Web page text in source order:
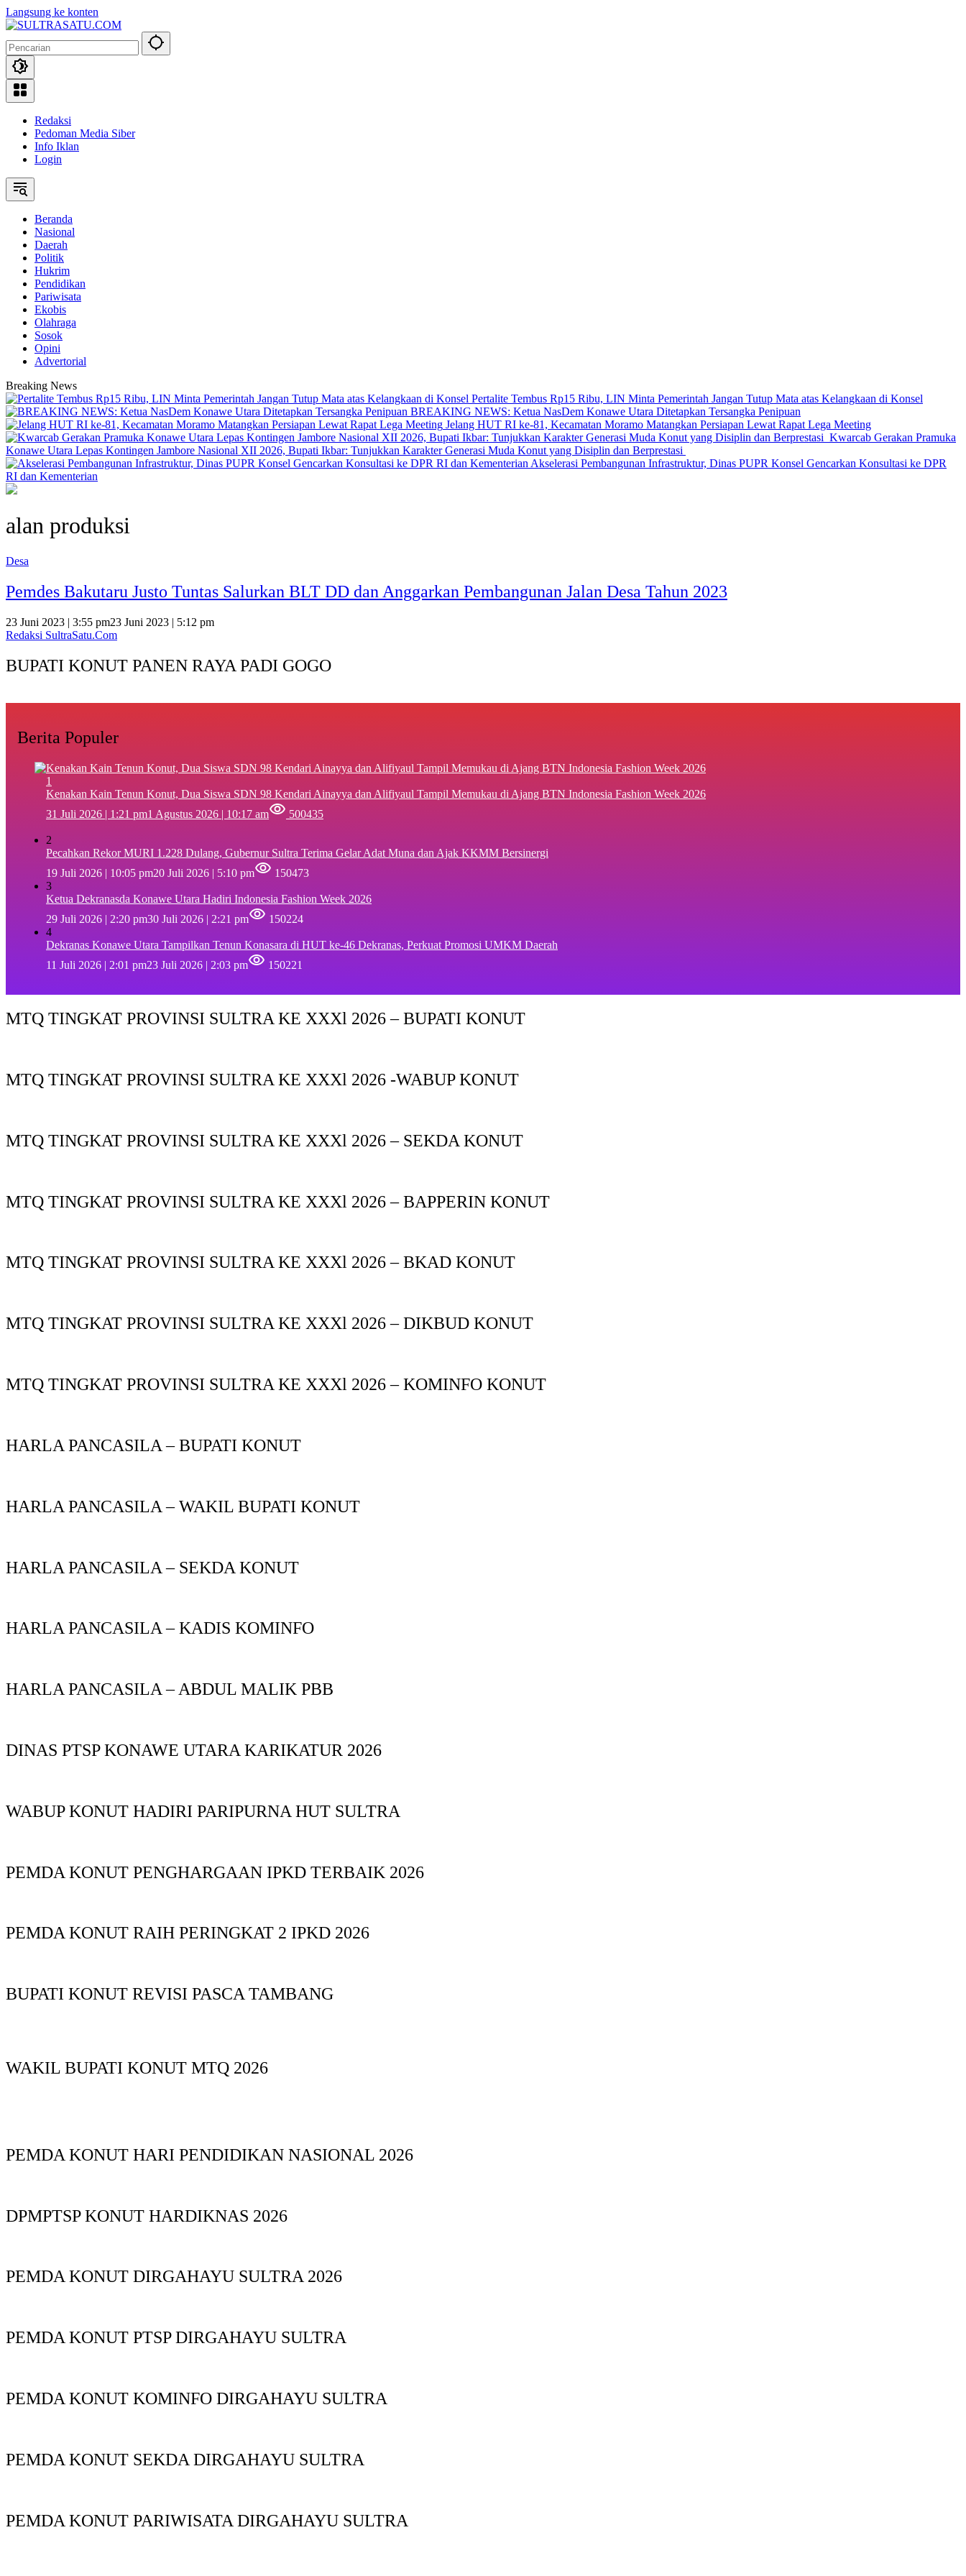
Langsung ke konten
Redaksi
Pedoman Media Siber
Info Iklan
Login
Beranda
Nasional
Daerah
Politik
Hukrim
Pendidikan
Pariwisata
Ekobis
Olahraga
Sosok
Opini
Advertorial
Breaking News
‎Pertalite Tembus Rp15 Ribu, LIN Minta Pemerintah Jangan Tutup Mata atas Kelangkaan di Konsel
BREAKING NEWS: Ketua NasDem Konawe Utara Ditetapkan Tersangka Penipuan
‎Jelang HUT RI ke-81, Kecamatan Moramo Matangkan Persiapan Lewat Rapat Lega Meeting
‎Kwarcab Gerakan Pramuka
Konawe Utara Lepas Kontingen Jambore Nasional XII 2026, Bupati Ikbar: Tunjukkan Karakter Generasi Muda Konut yang Disiplin dan Berprestasi ‎
Akselerasi Pembangunan Infrastruktur, Dinas PUPR Konsel Gencarkan Konsultasi ke DPR
RI dan Kementerian
alan produksi
Desa
Pemdes Bakutaru Justo Tuntas Salurkan BLT DD dan Anggarkan Pembangunan Jalan Desa Tahun 2023
23 Juni 2023 | 3:55 pm23 Juni 2023 | 5:12 pm
Redaksi SultraSatu.Com
BUPATI KONUT PANEN RAYA PADI GOGO
Berita Populer
1
‎Kenakan Kain Tenun Konut, Dua Siswa SDN 98 Kendari Ainayya dan Alifiyaul Tampil Memukau di Ajang BTN Indonesia Fashion Week 2026
31 Juli 2026 | 1:21 pm1 Agustus 2026 | 10:17 am 500435
2
Pecahkan Rekor MURI 1.228 Dulang, Gubernur Sultra Terima Gelar Adat Muna dan Ajak KKMM Bersinergi
19 Juli 2026 | 10:05 pm20 Juli 2026 | 5:10 pm
150473
3
Ketua Dekranasda Konawe Utara Hadiri Indonesia Fashion Week 2026
29 Juli 2026 | 2:20 pm30 Juli 2026 | 2:21 pm
150224
4
Dekranas Konawe Utara Tampilkan Tenun Konasara di HUT ke-46 Dekranas, Perkuat Promosi UMKM Daerah
11 Juli 2026 | 2:01 pm23 Juli 2026 | 2:03 pm 150221
MTQ TINGKAT PROVINSI SULTRA KE XXXl 2026 – BUPATI KONUT
MTQ TINGKAT PROVINSI SULTRA KE XXXl 2026 -WABUP KONUT
MTQ TINGKAT PROVINSI SULTRA KE XXXl 2026 – SEKDA KONUT
MTQ TINGKAT PROVINSI SULTRA KE XXXl 2026 – BAPPERIN KONUT
MTQ TINGKAT PROVINSI SULTRA KE XXXl 2026 – BKAD KONUT
MTQ TINGKAT PROVINSI SULTRA KE XXXl 2026 – DIKBUD KONUT
MTQ TINGKAT PROVINSI SULTRA KE XXXl 2026 – KOMINFO KONUT
HARLA PANCASILA – BUPATI KONUT
HARLA PANCASILA – WAKIL BUPATI KONUT
HARLA PANCASILA – SEKDA KONUT
HARLA PANCASILA – KADIS KOMINFO
HARLA PANCASILA – ABDUL MALIK PBB
DINAS PTSP KONAWE UTARA KARIKATUR 2026
WABUP KONUT HADIRI PARIPURNA HUT SULTRA
PEMDA KONUT PENGHARGAAN IPKD TERBAIK 2026
PEMDA KONUT RAIH PERINGKAT 2 IPKD 2026
BUPATI KONUT REVISI PASCA TAMBANG
WAKIL BUPATI KONUT MTQ 2026
PEMDA KONUT HARI PENDIDIKAN NASIONAL 2026
DPMPTSP KONUT HARDIKNAS 2026
PEMDA KONUT DIRGAHAYU SULTRA 2026
PEMDA KONUT PTSP DIRGAHAYU SULTRA
PEMDA KONUT KOMINFO DIRGAHAYU SULTRA
PEMDA KONUT SEKDA DIRGAHAYU SULTRA
PEMDA KONUT PARIWISATA DIRGAHAYU SULTRA